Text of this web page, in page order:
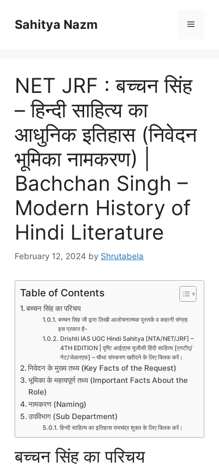
Sahitya Nazm
NET JRF : बच्चन सिंह
– हिन्दी साहित्य का
आधुनिक इतिहास (निवेदन
भूमिका नामकरण) |
Bachchan Singh –
Modern History of
Hindi Literature
February 12, 2024 by Shrutabela
Table of Contents
बच्चन सिंह का परिचय
बच्चन सिंह जी द्वारा लिखी आलोचनात्मक पुस्तकें व कहानी संग्रह
इस प्रकार है-
Drishti IAS UGC Hindi Sahitya [NTA/NET/JRF] –
4TH EDITION | दृष्टि आईएएस यूजीसी हिंदी साहित्य [एनटीए/
नेट/जेआरएफ] – चौथा संस्करण खरीदने के लिए क्लिक करें।
निवेदन के मुख्य तथ्य (Key Facts of the Request)
भूमिका के महत्वपूर्ण तथ्य (Important Facts About the
Role)
नामकरण (Naming)
उपविभाग (Sub Department)
हिन्दी साहित्य का इतिहास रामचंद्र शुक्ल के लिए क्लिक करें।
बच्चन सिंह का परिचय